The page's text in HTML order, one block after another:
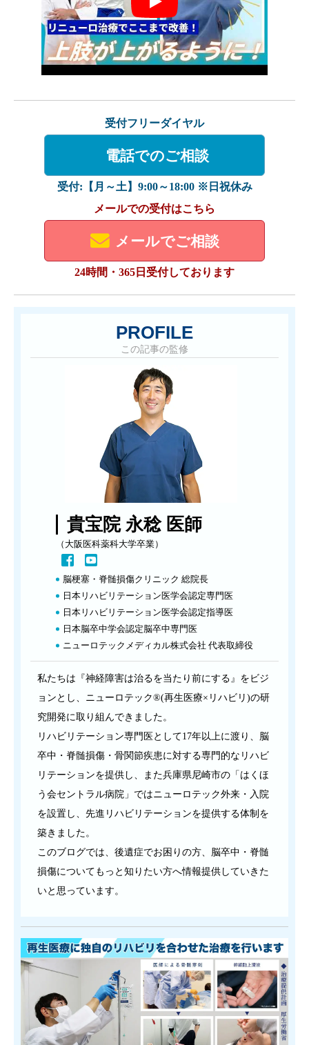
Play
受付フリーダイヤル
電話でのご相談
受付:【月～土】9:00～18:00 ※日祝休み
メールでの受付はこちら
メールでご相談
24時間・365日受付しております
PROFILE
この記事の監修
貴宝院 永稔 医師
（大阪医科薬科大学卒業）
脳梗塞・脊髄損傷クリニック 総院長
日本リハビリテーション医学会認定専門医
日本リハビリテーション医学会認定指導医
日本脳卒中学会認定脳卒中専門医
ニューロテックメディカル株式会社 代表取締役
私たちは『神経障害は治るを当たり前にする』をビジ
ョンとし、ニューロテック®(再生医療×リハビリ)の研
究開発に取り組んできました。
リハビリテーション専門医として17年以上に渡り、脳
卒中・脊髄損傷・骨関節疾患に対する専門的なリハビ
リテーションを提供し、また兵庫県尼崎市の「はくほ
う会セントラル病院」ではニューロテック外来・入院
を設置し、先進リハビリテーションを提供する体制を
築きました。
このブログでは、後遺症でお困りの方、脳卒中・脊髄
損傷についてもっと知りたい方へ情報提供していきた
いと思っています。